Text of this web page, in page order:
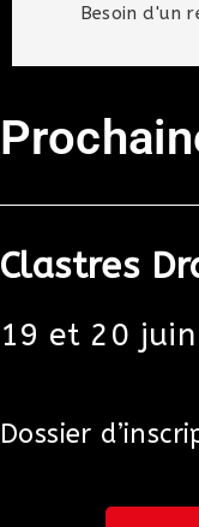
Besoin d'un
Clastres
19 et 20
Dossier